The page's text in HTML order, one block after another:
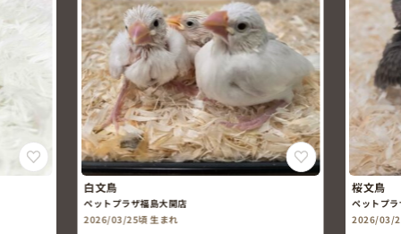
白文鳥
ペットプラザ福島大開店
2026/03/25頃 生まれ
桜文鳥
ペットプ
2026/03/